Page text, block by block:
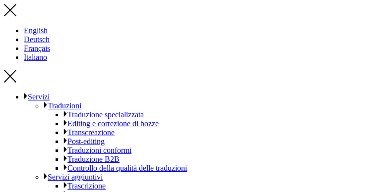
English
Deutsch
Français
Italiano
Servizi
Traduzioni
Traduzione specializzata
Editing e correzione di bozze
Transcreazione
Post-editing
Traduzioni conformi
Traduzione B2B
Controllo della qualità delle traduzioni
Servizi aggiuntivi
Trascrizione